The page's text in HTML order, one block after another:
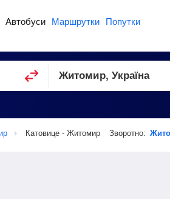
Автобуси Маршрутки Попутки
Катовице - Житомир Зворотно: